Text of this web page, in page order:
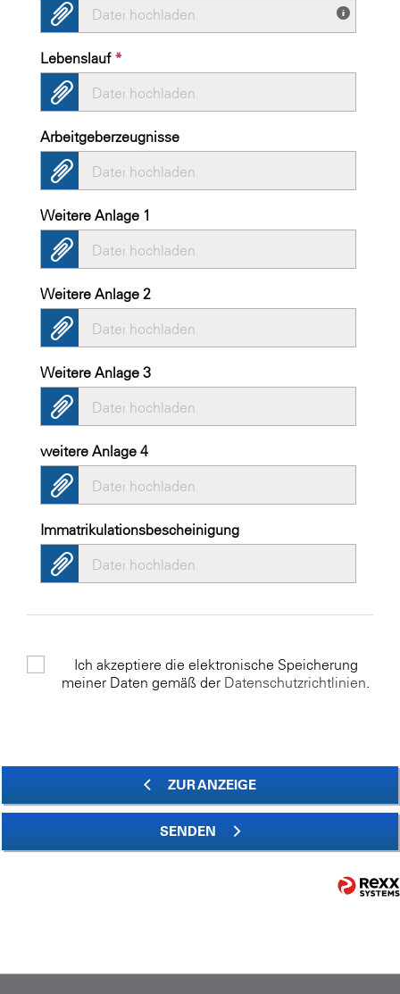
Datei hochladen
Lebenslauf *
Datei hochladen
Arbeitgeberzeugnisse
Datei hochladen
Weitere Anlage 1
Datei hochladen
Weitere Anlage 2
Datei hochladen
Weitere Anlage 3
Datei hochladen
weitere Anlage 4
Datei hochladen
Immatrikulationsbescheinigung
Datei hochladen
Ich akzeptiere die elektronische Speicherung
meiner Daten gemäß der Datenschutzrichtlinien.
ZUR ANZEIGE
SENDEN